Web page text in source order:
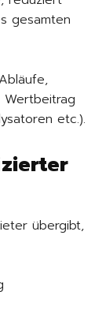
gesamten
Wertbeitrag
etc.).
übergibt,